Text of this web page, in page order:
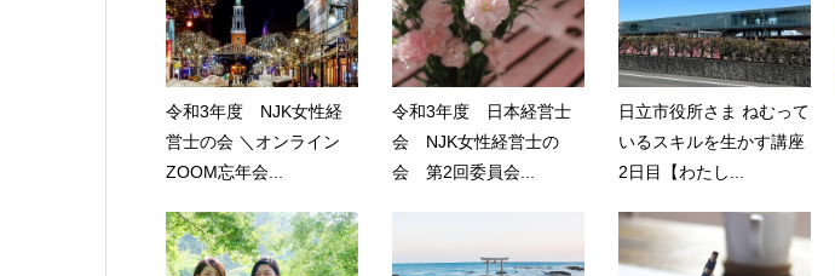
令和3年度 NJK女性経
営士の会 ＼オンライン
ZOOM忘年会...
令和3年度 日本経営士
会 NJK女性経営士の
会 第2回委員会...
日立市役所さま ねむって
いるスキルを生かす講座
2日目【わたし...